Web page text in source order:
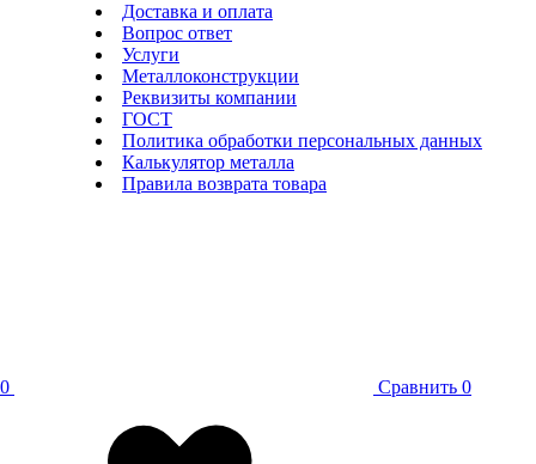
Доставка и оплата
Вопрос ответ
Услуги
Металлоконструкции
Реквизиты компании
ГОСТ
Политика обработки персональных данных
Калькулятор металла
Правила возврата товара
0 Сравнить 0